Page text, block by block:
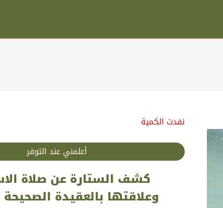
كشف الستارة عن صلاة
وعلاقتها بالعقيدة الصحيحة
نفدت الكمية
أعلمني عند التوفر